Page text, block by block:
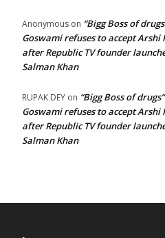
Anonymous on “Bigg Boss of
Goswami refuses to accept Arshi
after Republic TV founder
Salman Khan
RUPAK DEY on “Bigg Boss of
Goswami refuses to accept Arshi
after Republic TV founder
Salman Khan